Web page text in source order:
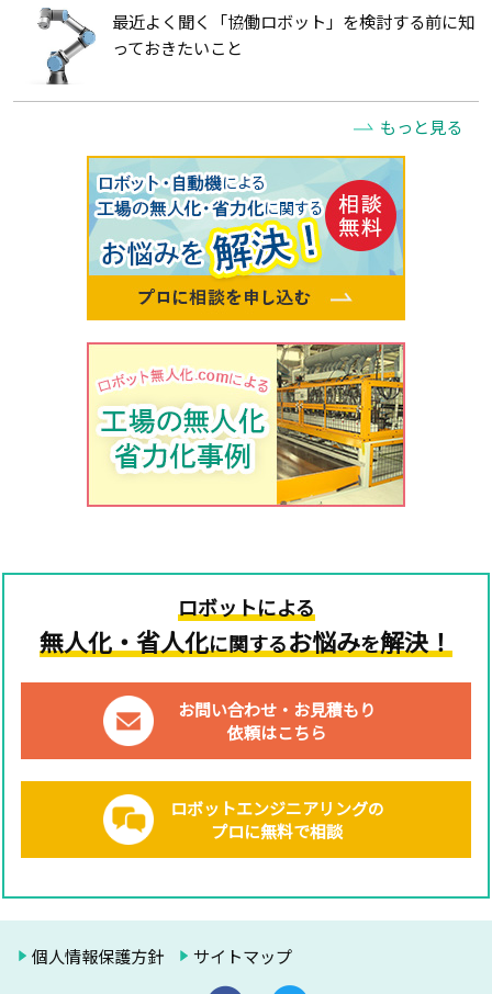
最近よく聞く「協働ロボット」を検討する前に知
っておきたいこと
もっと見る
ロボットによる
無人化・省人化に関するお悩みを解決！
お問い合わせ・お見積もり
依頼はこちら
ロボットエンジニアリングの
プロに無料で相談
個人情報保護方針 サイトマップ